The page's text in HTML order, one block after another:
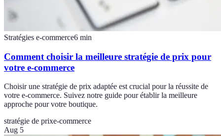
Stratégies e-commerce6 min
Comment choisir la meilleure stratégie de prix pour
votre e-commerce
Choisir une stratégie de prix adaptée est crucial pour la réussite de
votre e-commerce. Suivez notre guide pour établir la meilleure
approche pour votre boutique.
stratégie de prixe-commerce
Aug 5